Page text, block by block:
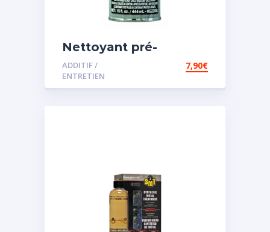
Nettoyant pré-
vidange
ADDITIF /
ENTRETIEN
7,90€